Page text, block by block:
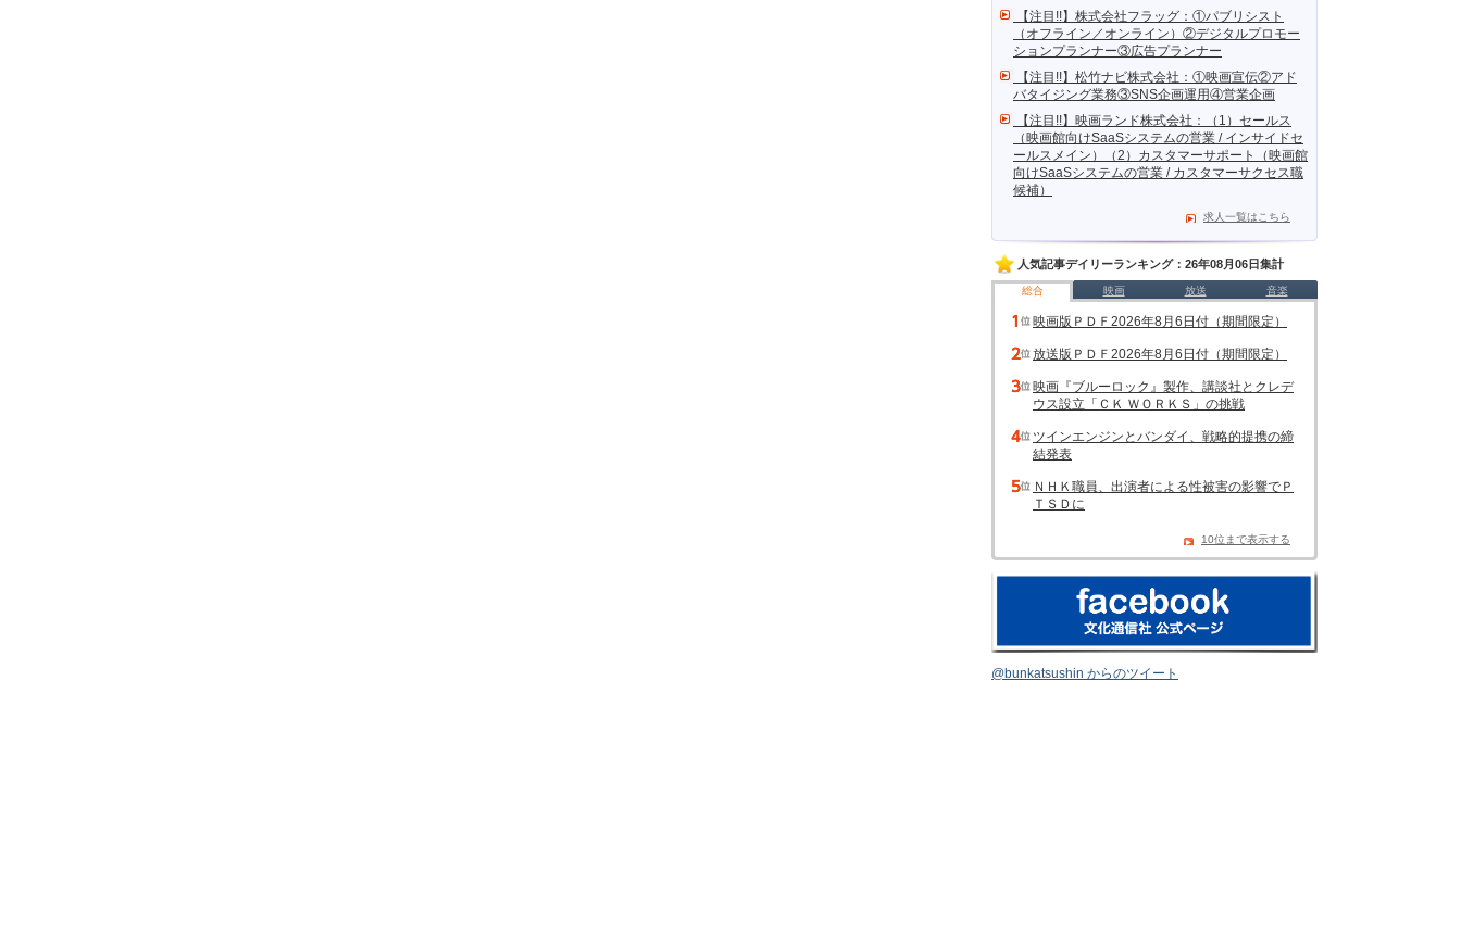
【注目!!】株式会社フラッグ：①パブリシスト
（オフライン／オンライン）②デジタルプロモー
ションプランナー③広告プランナー
【注目!!】松竹ナビ株式会社：①映画宣伝②アド
バタイジング業務③SNS企画運用④営業企画
【注目!!】映画ランド株式会社：（1）セールス
（映画館向けSaaSシステムの営業 / インサイドセ
ールスメイン）（2）カスタマーサポート（映画館
向けSaaSシステムの営業 / カスタマーサクセス職
候補）
求人一覧はこちら
人気記事デイリーランキング：26年08月06日集計
総合 映画 放送 音楽
映画版ＰＤＦ2026年8月6日付（期間限定）
放送版ＰＤＦ2026年8月6日付（期間限定）
映画『ブルーロック』製作、講談社とクレデ
ウス設立「ＣＫ ＷＯＲＫＳ」の挑戦
ツインエンジンとバンダイ、戦略的提携の締
結発表
ＮＨＫ職員、出演者による性被害の影響でＰ
ＴＳＤに
10位まで表示する
@bunkatsushin からのツイート